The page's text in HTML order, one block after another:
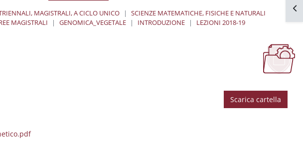
MAGISTRALI, A CICLO UNICO
SCIENZE MATEMATICHE, FISICHE E NATURALI
MAGISTRALI GENOMICA_VEGETALE INTRODUZIONE LEZIONI 2018-19
Scarica cartella